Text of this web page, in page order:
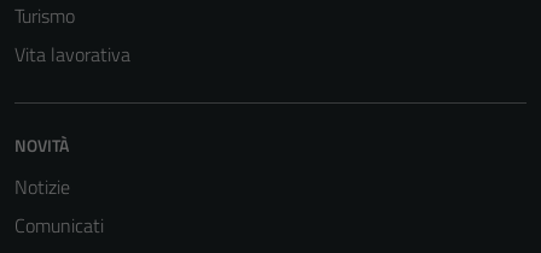
Turismo
Vita lavorativa
NOVITÀ
Notizie
Comunicati